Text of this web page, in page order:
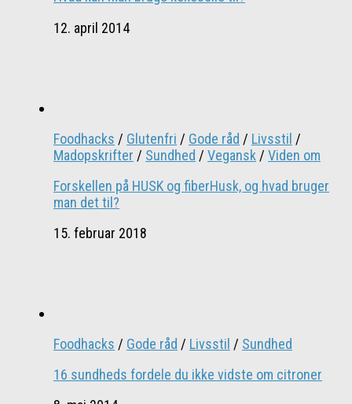
12. april 2014
Foodhacks / Glutenfri / Gode råd / Livsstil /
Madopskrifter / Sundhed / Vegansk / Viden om
Forskellen på HUSK og fiberHusk, og hvad bruger
man det til?
15. februar 2018
Foodhacks / Gode råd / Livsstil / Sundhed
16 sundheds fordele du ikke vidste om citroner